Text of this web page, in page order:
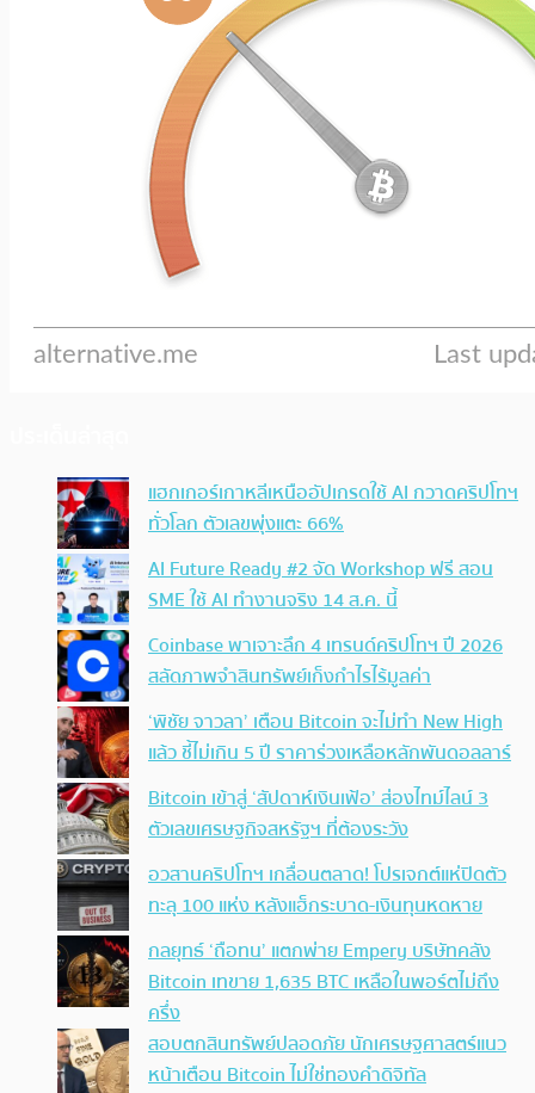
แฮกเกอร์เกาหลีเหนืออัปเกรดใช้ AI กวาดคริปโทฯ
ทั่วโลก ตัวเลขพุ่งแตะ 66%
AI Future Ready #2 จัด Workshop ฟรี สอน
SME ใช้ AI ทำงานจริง 14 ส.ค. นี้
Coinbase พาเจาะลึก 4 เทรนด์คริปโทฯ ปี 2026
สลัดภาพจำสินทรัพย์เก็งกำไรไร้มูลค่า
‘พิชัย จาวลา’ เตือน Bitcoin จะไม่ทำ New High
แล้ว ชี้ไม่เกิน 5 ปี ราคาร่วงเหลือหลักพันดอลลาร์
Bitcoin เข้าสู่ ‘สัปดาห์เงินเฟ้อ’ ส่องไทม์ไลน์ 3
ตัวเลขเศรษฐกิจสหรัฐฯ ที่ต้องระวัง
อวสานคริปโทฯ เกลื่อนตลาด! โปรเจกต์แห่ปิดตัว
ทะลุ 100 แห่ง หลังแฮ็กระบาด-เงินทุนหดหาย
กลยุทธ์ ‘ถือทน’ แตกพ่าย Empery บริษัทคลัง
Bitcoin เทขาย 1,635 BTC เหลือในพอร์ตไม่ถึง
ครึ่ง
สอบตกสินทรัพย์ปลอดภัย นักเศรษฐศาสตร์แนว
หน้าเตือน Bitcoin ไม่ใช่ทองคำดิจิทัล